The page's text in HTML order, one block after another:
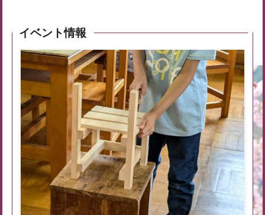
イベント情報